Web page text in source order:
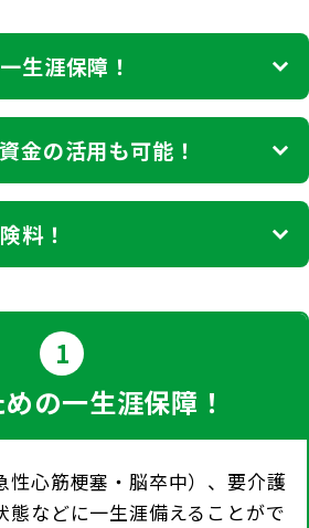
のしおり－約款」
運用実績照会サービス
ー占い
部紹介
生涯保障！
金の活用も可能！
料！
1
の一生涯保障！
性心筋梗塞・脳卒中）、要介護
態などに一生涯備えることがで